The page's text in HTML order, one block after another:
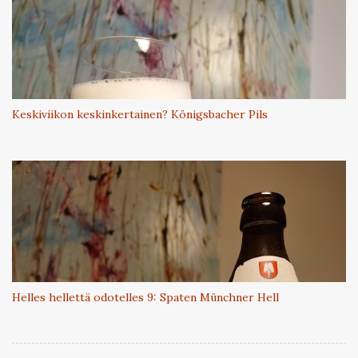
Keskiviikon keskinkertainen? Königsbacher Pils
Helles hellettä odotelles 9: Spaten Münchner Hell